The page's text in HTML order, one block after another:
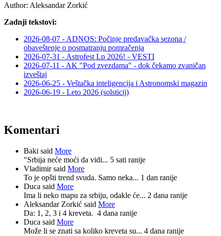
Author: Aleksandar Zorkić
Zadnji tekstovi:
2026-08-07 - ADNOS: Počinje predavačka sezona /
obaveštenje o posmatranju pomračenja
2026-07-31 - Astrofest Lp 2026! - VESTI
2026-07-11 - AK "Pod zvezdama" - dok čekamo zvaničan
izveštaj
2026-06-25 - Veštačka inteligencija i Astronomski magazin
2026-06-19 - Leto 2026 (solsticij)
Komentari
Baki said More
"Srbija neće moći da vidi... 5 sati ranije
Vladimir said More
To je opšti trend svuda. Samo neka... 1 dan ranije
Duca said More
Ima li neko mapu za srbiju, odakle će... 2 dana ranije
Aleksandar Zorkić said More
Da: 1, 2, 3 i 4 kreveta. 4 dana ranije
Duca said More
Može li se znati sa koliko kreveta su... 4 dana ranije